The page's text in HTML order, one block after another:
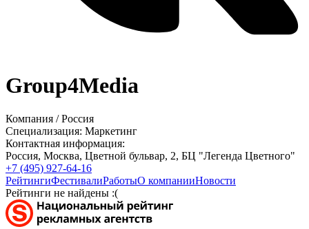
Group4Media
Компания /Россия
Специализация: Маркетинг
Контактная информация:
Россия, Москва, Цветной бульвар, 2, БЦ "Легенда Цветного"
+7 (495) 927-64-16
РейтингиФестивалиРаботыО компанииНовости
Рейтинги не найдены :(